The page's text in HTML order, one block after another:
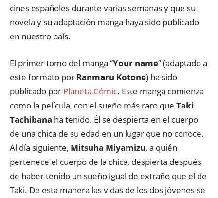
cines españoles durante varias semanas y que su
novela y su adaptación manga haya sido publicado
en nuestro país.
El primer tomo del manga “Your name” (adaptado a
este formato por Ranmaru Kotone) ha sido
publicado por Planeta Cómic. Este manga comienza
como la película, con el sueño más raro que Taki
Tachibana ha tenido. Él se despierta en el cuerpo
de una chica de su edad en un lugar que no conoce.
Al día siguiente, Mitsuha Miyamizu, a quién
pertenece el cuerpo de la chica, despierta después
de haber tenido un sueño igual de extraño que el de
Taki. De esta manera las vidas de los dos jóvenes se